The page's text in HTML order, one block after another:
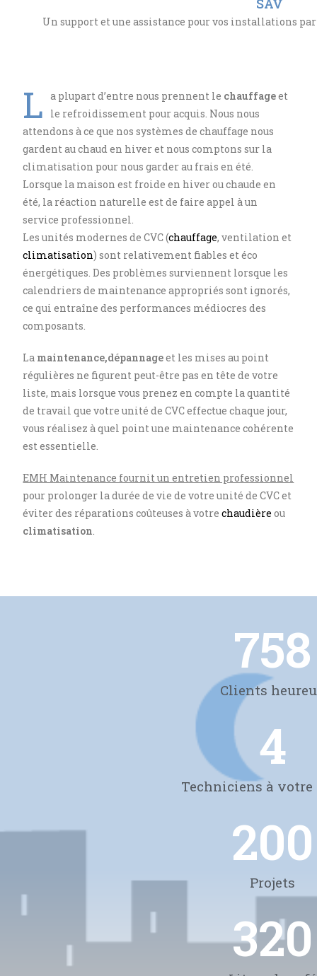
SAV
Un support et une assistance pour vos installations
L a plupart d’entre nous prennent le chauffageet
le refroidissement pour acquis. Nous nous
attendons à ce que nos systèmes de chauffage nous
gardent au chaud en hiver et nous comptons sur la
climatisation pour nous garder au frais en été.
Lorsque la maison est froide en hiver ou chaude en
été, la réaction naturelle est de faire appel à un
service professionnel.
Les unités modernes de CVC (chauffage, ventilation et
climatisation) sont relativement fiables et éco
énergétiques. Des problèmes surviennent lorsque les
calendriers de maintenance appropriés sont ignorés,
ce qui entraîne des performances médiocres des
composants.
La maintenance,dépannageet les mises au point
régulières ne figurent peut-être pas en tête de votre
liste, mais lorsque vous prenez en compte la quantité
de travail que votre unité de CVC effectue chaque jour,
vous réalisez à quel point une maintenance cohérente
est essentielle.
EMH Maintenance fournit un entretien professionnel
pour prolonger la durée de vie de votre unité de CVC et
éviter des réparations coûteuses à votrechaudièreou
climatisation.
758
Clients
4
Techniciens à votre
200
Projets
320